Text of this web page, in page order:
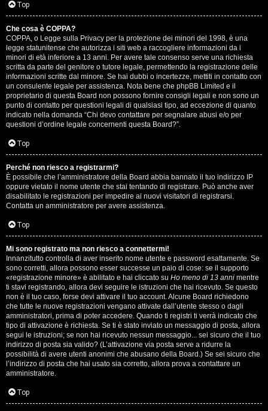
A
r
g
o
m
e
n
t
i
s
e
n
z
a
r
i
s
p
o
Top
Che cosa è COPPA?
COPPA, o Legge sulla Privacy per la protezione dei minori del 1998, è una
legge statunitense che autorizza i siti web a raccogliere informazioni da i
minori di età inferiore a 13 anni. Per avere tale consenso serve una richiesta
scritta da parte del genitore o tutore legale, permettendo la registrazione delle
informazioni scritte dal minore. Se hai dubbi o incertezze, mettiti in contatto con
un consulente legale per assistenza. Nota bene che phpBB Limited e il
proprietario di questa Board non possono fornire consigli legali e non sono un
punto di contatto per questioni legali di qualsiasi tipo, ad eccezione di quanto
indicato nella domanda “Chi devo contattare per segnalare abusi e/o per
questioni d’ordine legale concernenti questa Board?”.
Top
Perché non riesco a registrarmi?
È possibile che l’amministratore della Board abbia bannato il tuo indirizzo IP
oppure vietato il nome utente che stai tentando di registrare. Può anche aver
disabilitato le registrazioni per impedire ai nuovi visitatori di registrarsi.
Contatta un amministratore per avere assistenza.
Top
Mi sono registrato ma non riesco a connettermi!
Innanzitutto controlla di aver inserito nome utente e password esattamente. Se
sono corretti, allora possono esser successe un paio di cose: se il supporto
«registrazione minore» è abilitato e hai cliccato su Ho meno di 13 anni mentre
ti stavi registrando, allora devi seguire le istruzioni che hai ricevuto. Se questo
non è il tuo caso, forse devi attivare il tuo account. Alcune Board richiedono
che tutte le nuove registrazioni vengano attivate dall’utente stesso o dagli
amministratori, prima di poter accedere. Quando ti registri ti verrà indicato che
tipo di attivazione è richiesta. Se ti è stato inviato un messaggio di posta, allora
segui le istruzioni; se non hai ricevuto nessun messaggio... sei sicuro che il tuo
indirizzo di posta sia valido? (L’attivazione via posta serve a ridurre la
possibilità di avere utenti anonimi che abusano della Board.) Se sei sicuro che
l’indirizzo di posta che hai usato sia corretto, allora prova a contattare un
amministratore.
Top
T
o
p
i
c
A
t
t
i
v
i
G
i
g
i
D
'
A
g